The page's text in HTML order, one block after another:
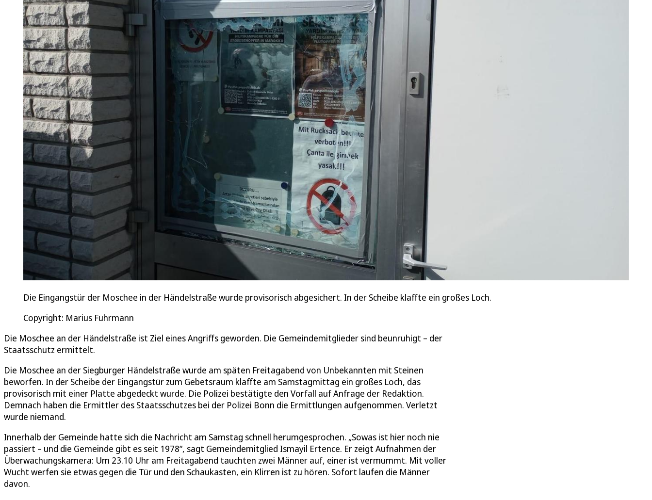
Die Eingangstür der Moschee in der Händelstraße wurde provisorisch abgesichert. In der Scheibe klaffte ein großes Loch.
Copyright: Marius Fuhrmann
Die Moschee an der Händelstraße ist Ziel eines Angriffs geworden. Die Gemeindemitglieder sind beunruhigt – der
Staatsschutz ermittelt.
Die Moschee an der Siegburger Händelstraße wurde am späten Freitagabend von Unbekannten mit Steinen
beworfen. In der Scheibe der Eingangstür zum Gebetsraum klaffte am Samstagmittag ein großes Loch, das
provisorisch mit einer Platte abgedeckt wurde. Die Polizei bestätigte den Vorfall auf Anfrage der Redaktion.
Demnach haben die Ermittler des Staatsschutzes bei der Polizei Bonn die Ermittlungen aufgenommen. Verletzt
wurde niemand.
Innerhalb der Gemeinde hatte sich die Nachricht am Samstag schnell herumgesprochen. „Sowas ist hier noch nie
passiert – und die Gemeinde gibt es seit 1978“, sagt Gemeindemitglied Ismayil Ertence. Er zeigt Aufnahmen der
Überwachungskamera: Um 23.10 Uhr am Freitagabend tauchten zwei Männer auf, einer ist vermummt. Mit voller
Wucht werfen sie etwas gegen die Tür und den Schaukasten, ein Klirren ist zu hören. Sofort laufen die Männer
davon.